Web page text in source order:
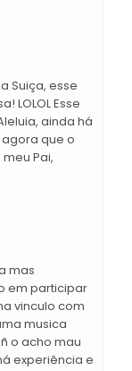
Suiça, esse
LOLOL Esse
ainda há
que o
Pai,
mas
em participar
vinculo com
musica
o acho mau
experiência e